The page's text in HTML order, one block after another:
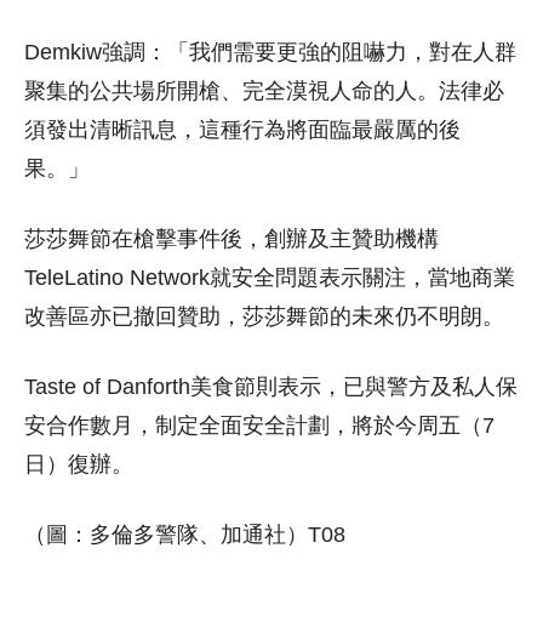
Demkiw強調：「我們需要更強的阻嚇力，對在人群
聚集的公共場所開槍、完全漠視人命的人。法律必
須發出清晰訊息，這種行為將面臨最嚴厲的後
果。」
莎莎舞節在槍擊事件後，創辦及主贊助機構
TeleLatino Network就安全問題表示關注，當地商業
改善區亦已撤回贊助，莎莎舞節的未來仍不明朗。
Taste of Danforth美食節則表示，已與警方及私人保
安合作數月，制定全面安全計劃，將於今周五（7
日）復辦。
（圖：多倫多警隊、加通社）T08